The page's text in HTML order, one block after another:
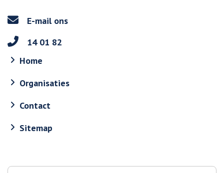
E-mail ons
14 01 82
Home
Organisaties
Contact
Sitemap